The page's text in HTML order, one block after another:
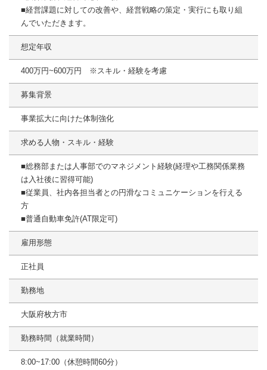
■経営課題に対しての改善や、経営戦略の策定・実行にも取り組
んでいただきます。
想定年収
400万円~600万円 ※スキル・経験を考慮
募集背景
事業拡大に向けた体制強化
求める人物・スキル・経験
■総務部または人事部でのマネジメント経験(経理や工務関係業務
は入社後に習得可能)
■従業員、社内各担当者との円滑なコミュニケーションを行える
方
■普通自動車免許(AT限定可)
雇用形態
正社員
勤務地
大阪府枚方市
勤務時間（就業時間）
8:00~17:00（休憩時間60分）